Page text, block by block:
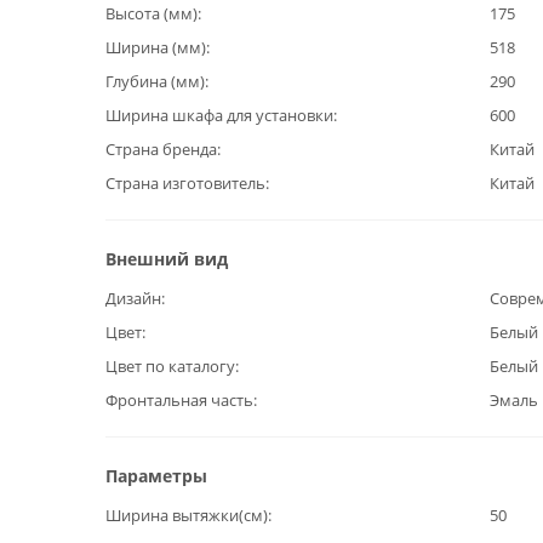
Высота (мм)
175
Ширина (мм)
518
Глубина (мм)
290
Ширина шкафа для установки
600
Страна бренда
Китай
Страна изготовитель
Китай
Внешний вид
Дизайн
Цвет
Белый
Цвет по каталогу
Белый
Фронтальная часть
Эмаль
Параметры
Ширина вытяжки(см)
50